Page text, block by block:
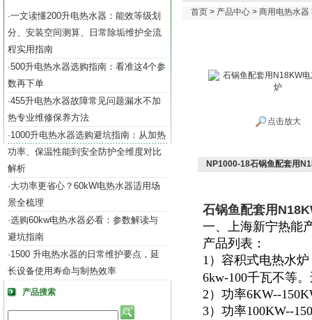
·一文读懂200升电热水器：能效等级划
分、安装空间测算、日常除垢维护全流
程实用指南
·500升电热水器选购指南：看准这4个参
数再下单
·455升电热水器故障常见问题漏水不加
热专业维修保养方法
·1000升电热水器选购避坑指南：从加热
功率、保温性能到安全防护全维度对比
解析
·大功率更省心？60kW电热水器适用场
景全梳理
·选购60kw电热水器必看：参数解读与
避坑指南
·1500 升电热水器的日常维护要点，延
长设备使用寿命与制热效率
产品搜索
首页 > 产品中心 > 商用电热水器
点击放大
NP1000-18石锅鱼配套用
石锅鱼配套用
一、上海新宁热能
产品列表：
1）容积式电热水
6kw-100千瓦不等
2）功率6KW--
3）功率100KW--